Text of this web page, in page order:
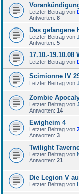
Letzter Beitrag von
Antworten: 8
Das gefangene
Letzter Beitrag von
Antworten: 5
17.10.-19.10.08
Letzter Beitrag von
Scimionne IV
Letzter Beitrag von
Zombie
Letzter Beitrag von
Antworten: 14
Ewigheim 4
Letzter Beitrag von
Antworten: 3
Twilight
Letzter Beitrag von
Antworten: 21
Die Legion V
Letzter Beitrag von